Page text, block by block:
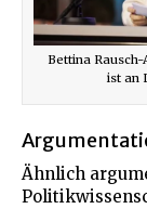
Bettina
ist an
Ähnlich